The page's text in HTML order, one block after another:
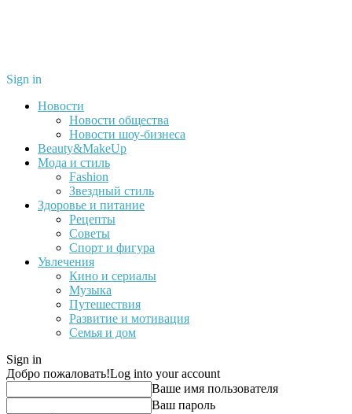
Sign in
Новости
Новости общества
Новости шоу-бизнеса
Beauty&MakeUp
Мода и стиль
Fashion
Звездный стиль
Здоровье и питание
Рецепты
Советы
Спорт и фигура
Увлечения
Кино и сериалы
Музыка
Путешествия
Развитие и мотивация
Семья и дом
Sign in
Добро пожаловать!Log into your account
Ваше имя пользователя
Ваш пароль